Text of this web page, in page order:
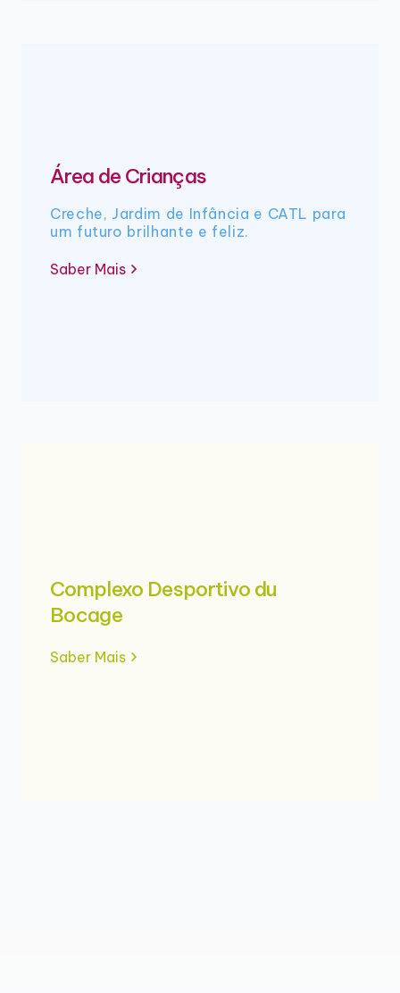
Área de Crianças
Creche, Jardim de Infância e CATL para
um futuro brilhante e feliz.
Saber Mais
Complexo Desportivo du
Bocage
Saber Mais